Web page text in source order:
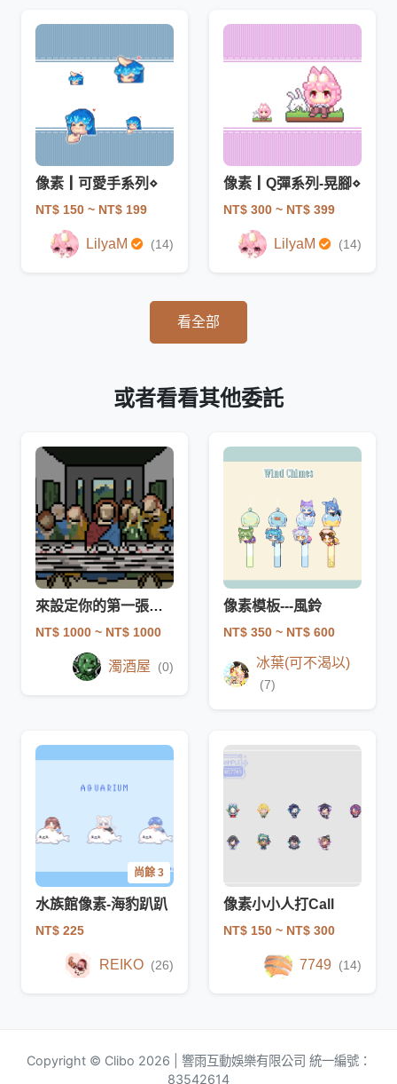
像素┃可愛手系列⋄
NT$ 150 ~ NT$ 199
LilyaM (14)
像素┃Q彈系列-晃腳⋄
NT$ 300 ~ NT$ 399
LilyaM (14)
看全部
或者看看其他委託
來設定你的第一張像素畫方案
NT$ 1000 ~ NT$ 1000
濁酒屋 (0)
像素模板---風鈴
NT$ 350 ~ NT$ 600
冰葉(可不渴以)
(7)
尚餘 3
水族館像素-海豹趴趴
NT$ 225
REIKO (26)
像素小小人打Call
NT$ 150 ~ NT$ 300
7749 (14)
Copyright © Clibo 2026 | 響雨互動娛樂有限公司 統一編號：
83542614